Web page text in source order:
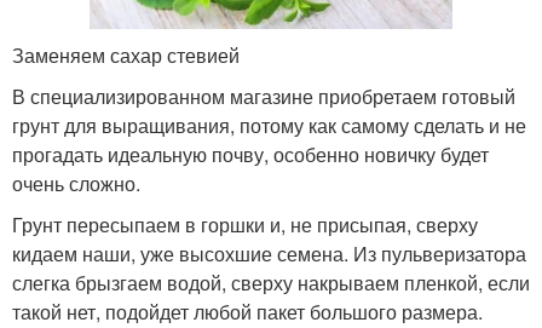
Заменяем сахар стевией
В специализированном магазине приобретаем готовый
грунт для выращивания, потому как самому сделать и не
прогадать идеальную почву, особенно новичку будет
очень сложно.
Грунт пересыпаем в горшки и, не присыпая, сверху
кидаем наши, уже высохшие семена. Из пульверизатора
слегка брызгаем водой, сверху накрываем пленкой, если
такой нет, подойдет любой пакет большого размера.